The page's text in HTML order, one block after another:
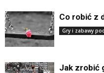
Co robić z
Gry i zabawy
Jak zrobić